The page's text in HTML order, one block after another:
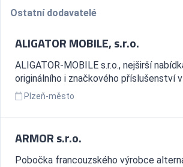
Ostatní dodavatelé
ALIGATOR MOBILE, s.r.o.
ALIGATOR-MOBILE s.r.o., nejširší
originálního i značkového příslušenství
Plzeň-město
ARMOR s.r.o.
Pobočka francouzského výrobce